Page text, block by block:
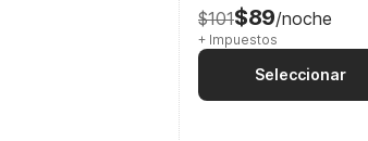
$101$89/noche
+ Impuestos
Seleccionar